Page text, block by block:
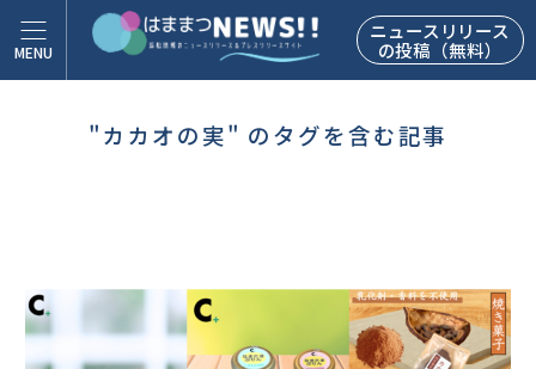
ニュースリリース
の投稿（無料）
"カカオの実" のタグを含む記事